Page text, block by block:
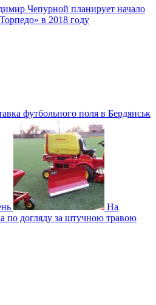
Чепурной планирует начало
в 2018 году
футбольного поля в Бердянськ
На
по догляду за штучною травою